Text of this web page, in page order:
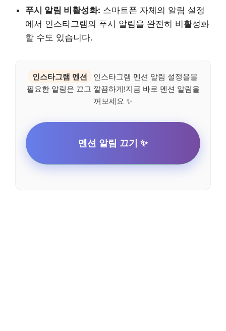
푸시 알림 비활성화: 스마트폰 자체의 알림 설정
에서 인스타그램의 푸시 알림을 완전히 비활성화
할 수도 있습니다.
인스타그램 멘션
인스타그램 멘션 알림 설정을불
필요한 알림은 끄고 깔끔하게!지금 바로 멘션 알림을
꺼보세요 ✨
멘션 알림 끄기 ✨